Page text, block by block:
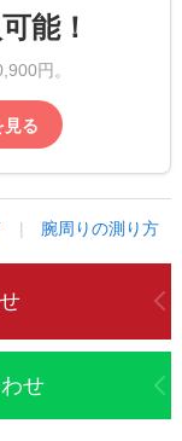
能！
円。
る
| 腕周りの測り方
せ